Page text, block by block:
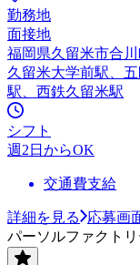
勤務地
面接地
福岡県久留米市合川
久留米大学前駅、
駅、西鉄久留米駅
シフト
週2日からOK
交通費支給
詳細を見る
応募画
パーソルファクトリ